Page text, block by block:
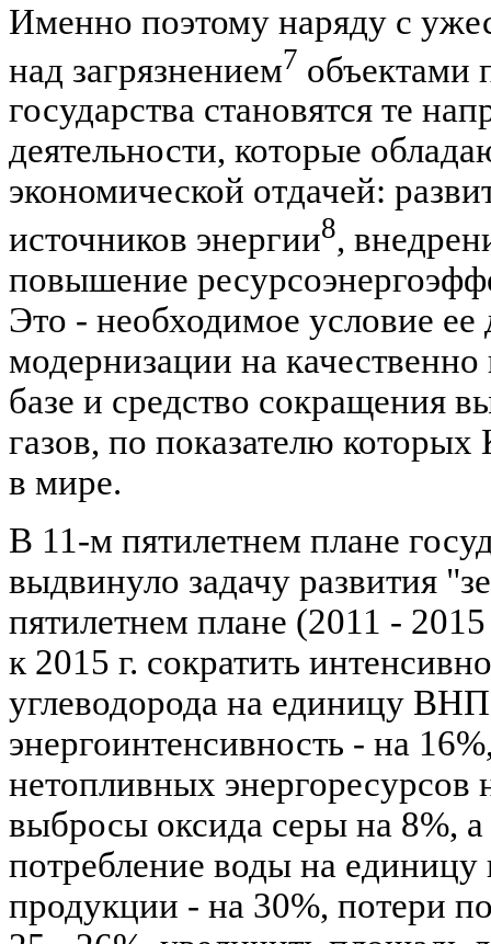
Именно поэтому наряду с
над загрязнением7 объектами
государства становятся те
деятельности, которые
экономической отдачей:
источников энергии8,
повышение
Это - необходимое условие
модернизации на
базе и средство сокращения
газов, по показателю
в мире.
В 11-м пятилетнем плане
выдвинуло задачу развития
пятилетнем плане (2011 -
к 2015 г. сократить
углеводорода на единицу
энергоинтенсивность - на
нетопливных энергоресурсов
выбросы оксида серы на 8%, а
потребление воды на
продукции - на 30%, потери